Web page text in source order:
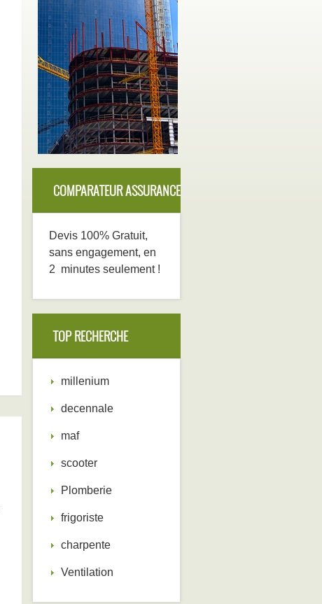
COMPARATEUR ASSURANCE
DECENNALE
Devis 100% Gratuit,
sans engagement, en
2 minutes seulement !
TOP RECHERCHE
millenium
decennale
maf
scooter
Plomberie
frigoriste
charpente
Ventilation